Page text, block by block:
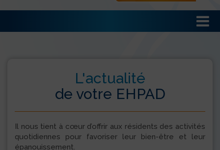
L'actualité
de votre EHPAD
Il nous tient à cœur d’offrir aux résidents des activités
quotidiennes pour favoriser leur bien-être et leur
épanouissement.